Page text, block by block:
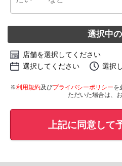
選択中
店舗を選択してください
選択してください
選択
※利用規約及びプライバシーポリシーを
ただいた場合は、
上記に同意して